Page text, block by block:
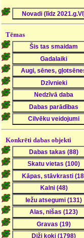
Tēmas
Konkrēti dabas objekti